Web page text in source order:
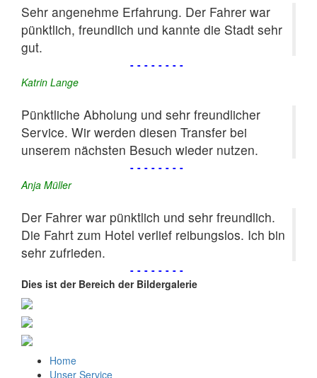
Sehr angenehme Erfahrung. Der Fahrer war
pünktlich, freundlich und kannte die Stadt sehr
gut.
--------
Katrin Lange
Pünktliche Abholung und sehr freundlicher
Service. Wir werden diesen Transfer bei
unserem nächsten Besuch wieder nutzen.
--------
Anja Müller
Der Fahrer war pünktlich und sehr freundlich.
Die Fahrt zum Hotel verlief reibungslos. Ich bin
sehr zufrieden.
--------
Dies ist der Bereich der Bildergalerie
Home
Unser Service